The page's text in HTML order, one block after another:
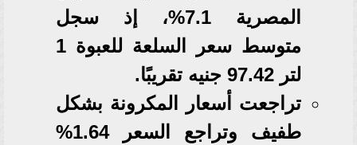
المصرية 7.1%، إذ سجل
متوسط سعر السلعة للعبوة 1
لتر 97.42 جنيه تقريبًا.
تراجعت أسعار المكرونة بشكل
طفيف وتراجع السعر 1.64%